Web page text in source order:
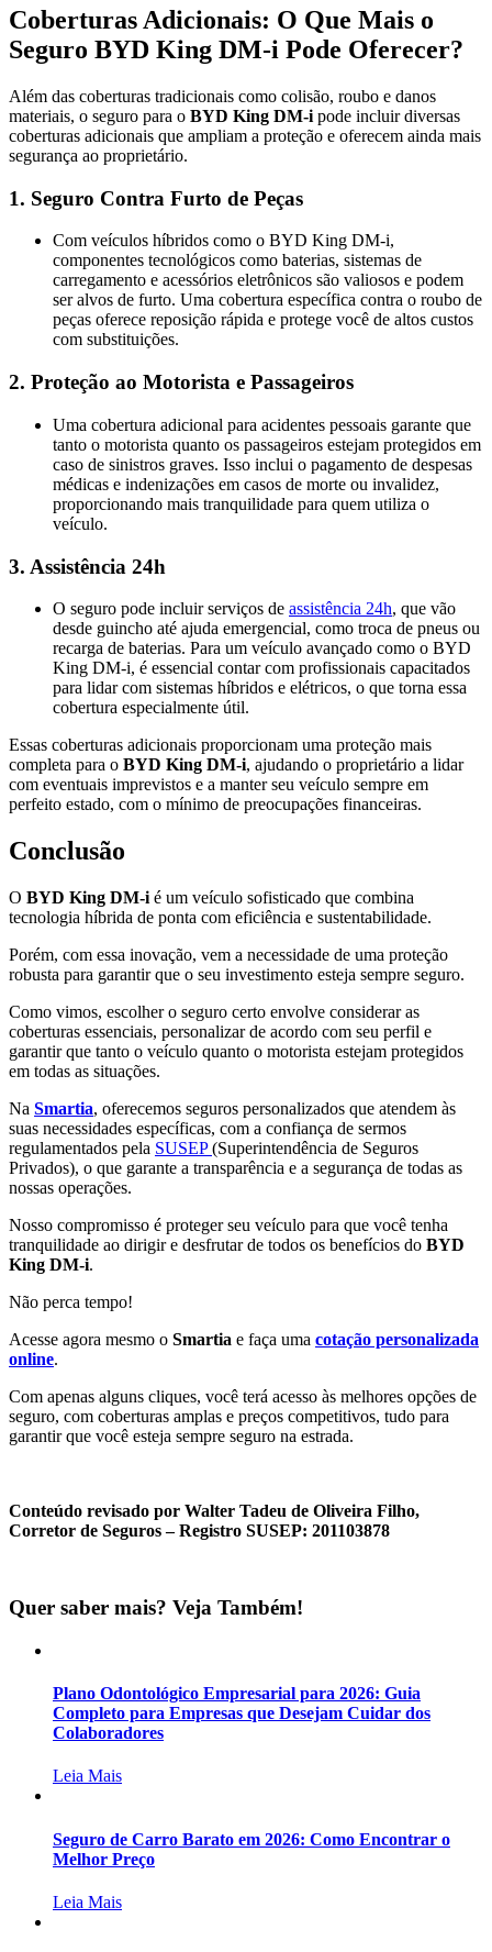
Coberturas Adicionais: O Que Mais o
Seguro BYD King DM-i Pode Oferecer?
Além das coberturas tradicionais como colisão, roubo e danos
materiais, o seguro para o BYD King DM-i pode incluir diversas
coberturas adicionais que ampliam a proteção e oferecem ainda mais
segurança ao proprietário.
1. Seguro Contra Furto de Peças
Com veículos híbridos como o BYD King DM-i,
componentes tecnológicos como baterias, sistemas de
carregamento e acessórios eletrônicos são valiosos e podem
ser alvos de furto. Uma cobertura específica contra o roubo de
peças oferece reposição rápida e protege você de altos custos
com substituições.
2. Proteção ao Motorista e Passageiros
Uma cobertura adicional para acidentes pessoais garante que
tanto o motorista quanto os passageiros estejam protegidos em
caso de sinistros graves. Isso inclui o pagamento de despesas
médicas e indenizações em casos de morte ou invalidez,
proporcionando mais tranquilidade para quem utiliza o
veículo​.
3. Assistência 24h
O seguro pode incluir serviços de assistência 24h, que vão
desde guincho até ajuda emergencial, como troca de pneus ou
recarga de baterias. Para um veículo avançado como o BYD
King DM-i, é essencial contar com profissionais capacitados
para lidar com sistemas híbridos e elétricos, o que torna essa
cobertura especialmente útil​.
Essas coberturas adicionais proporcionam uma proteção mais
completa para o BYD King DM-i, ajudando o proprietário a lidar
com eventuais imprevistos e a manter seu veículo sempre em
perfeito estado, com o mínimo de preocupações financeiras.
Conclusão
O BYD King DM-i é um veículo sofisticado que combina
tecnologia híbrida de ponta com eficiência e sustentabilidade.
Porém, com essa inovação, vem a necessidade de uma proteção
robusta para garantir que o seu investimento esteja sempre seguro.
Como vimos, escolher o seguro certo envolve considerar as
coberturas essenciais, personalizar de acordo com seu perfil e
garantir que tanto o veículo quanto o motorista estejam protegidos
em todas as situações.
Na Smartia, oferecemos seguros personalizados que atendem às
suas necessidades específicas, com a confiança de sermos
regulamentados pela SUSEP(Superintendência de Seguros
Privados), o que garante a transparência e a segurança de todas as
nossas operações.
Nosso compromisso é proteger seu veículo para que você tenha
tranquilidade ao dirigir e desfrutar de todos os benefícios do BYD
King DM-i.
Não perca tempo!
Acesse agora mesmo o Smartia e faça uma cotação personalizada
online.
Com apenas alguns cliques, você terá acesso às melhores opções de
seguro, com coberturas amplas e preços competitivos, tudo para
garantir que você esteja sempre seguro na estrada.
Conteúdo revisado por Walter Tadeu de Oliveira Filho,
Corretor de Seguros – Registro SUSEP: 201103878
Quer saber mais? Veja Também!
Plano Odontológico Empresarial para 2026: Guia
Completo para Empresas que Desejam Cuidar dos
Colaboradores
Leia Mais
Seguro de Carro Barato em 2026: Como Encontrar o
Melhor Preço
Leia Mais